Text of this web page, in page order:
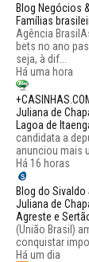
Blog Negócios
Famílias
Agência
bets no ano
seja, à dif...
Há uma hora
Juliana de
Lagoa de
candidata a
anunciou mais
Há 16 horas
Blog do Sivaldo
Juliana de
Agreste e
(União Brasil)
conquistar
Há um dia